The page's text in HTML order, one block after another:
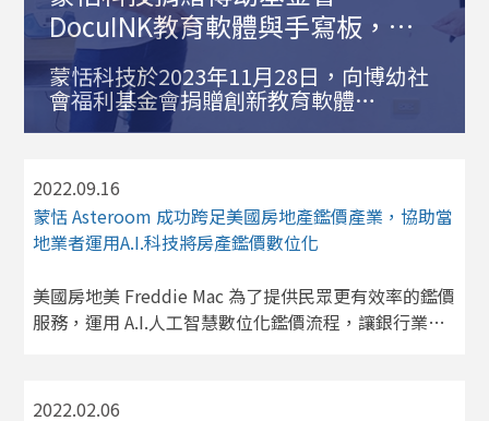
DocuINK教育軟體與手寫板，用
科技翻轉偏鄉教育
蒙恬科技於2023年11月28日，向博幼社
會福利基金會捐贈創新教育軟體
DocuINK，和遠距通可視隨寫板，旨在
力。在博幼竹東中心舉行的捐贈儀式，
博幼基金會副執行長張桓根表示：「在
教育現場，遇過學生不知滑鼠怎麼接，
仍在數位教學的路上努力著。」
2022.09.16
蒙恬 Asteroom 成功跨足美國房地產鑑價產業，協助當
地業者運用A.I.科技將房產鑑價數位化
美國房地美 Freddie Mac 為了提供民眾更有效率的鑑價
服務，運用 A.I.人工智慧數位化鑑價流程，讓銀行業者
協助當地業者進行鑑價現代化和數位化。獲得富比士推
2022.02.06